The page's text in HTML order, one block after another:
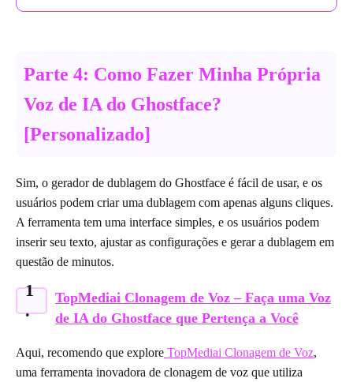
Parte 4: Como Fazer Minha Própria
Voz de IA do Ghostface?
[Personalizado]
Sim, o gerador de dublagem do Ghostface é fácil de usar, e os
usuários podem criar uma dublagem com apenas alguns cliques.
A ferramenta tem uma interface simples, e os usuários podem
inserir seu texto, ajustar as configurações e gerar a dublagem em
questão de minutos.
1
.
TopMediai Clonagem de Voz – Faça uma Voz
de IA do Ghostface que Pertença a Você
Aqui, recomendo que explore TopMediai Clonagem de Voz,
uma ferramenta inovadora de clonagem de voz que utiliza